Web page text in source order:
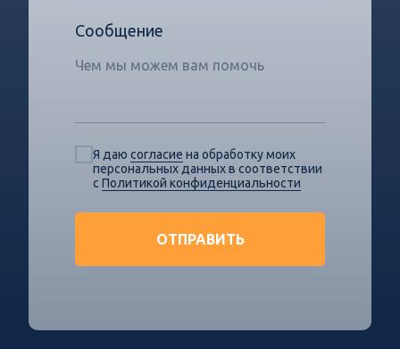
Сообщение
Я даю согласие на обработку моих
персональных данных в соответствии
с Политикой конфиденциальности
ОТПРАВИТЬ